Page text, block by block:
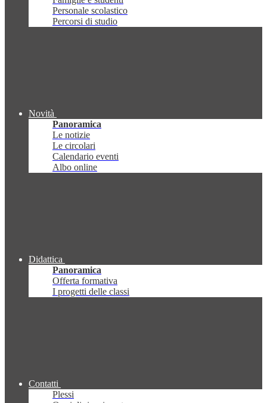
Personale scolastico
Percorsi di studio
Novità
Panoramica
Le notizie
Le circolari
Calendario eventi
Albo online
Didattica
Panoramica
Offerta formativa
I progetti delle classi
Contatti
Plessi